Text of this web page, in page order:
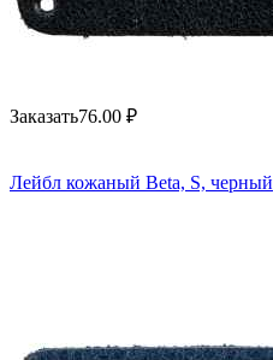
Заказать76.00 ₽
Лейбл кожаный Beta, S, черный